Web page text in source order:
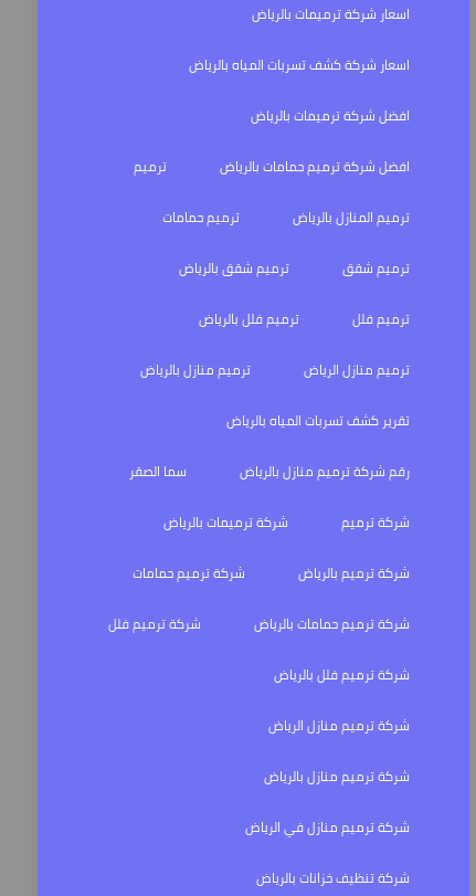
اسعار شركة ترميمات بالرياض
اسعار شركة كشف تسربات المياه بالرياض
افضل شركة ترميمات بالرياض
افضل شركة ترميم حمامات بالرياض
ترميم
ترميم المنازل بالرياض
ترميم حمامات
ترميم شقق
ترميم شقق بالرياض
ترميم فلل
ترميم فلل بالرياض
ترميم منازل الرياض
ترميم منازل بالرياض
تقرير كشف تسربات المياه بالرياض
رقم شركة ترميم منازل بالرياض
سما الصقر
شركة ترميم
شركة ترميمات بالرياض
شركة ترميم بالرياض
شركة ترميم حمامات
شركة ترميم حمامات بالرياض
شركة ترميم فلل
شركة ترميم فلل بالرياض
شركة ترميم منازل الرياض
شركة ترميم منازل بالرياض
شركة ترميم منازل في الرياض
شركة تنظيف خزانات بالرياض